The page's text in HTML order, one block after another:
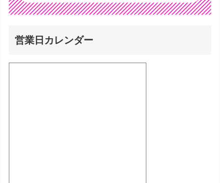
営業日カレンダー